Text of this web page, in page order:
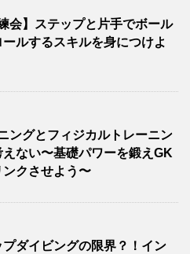
会】ステップと片手でボール
ルするスキルを身につけよ
ングとフィジカルトレーニン
えない〜基礎パワーを鍛えGK
クさせよう〜
プダイビングの限界？！イン